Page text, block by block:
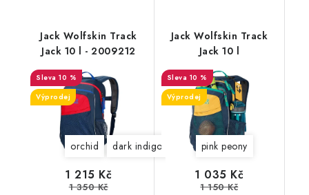
Jack Wolfskin Track
Jack 10 l - 2009212
10 %
Výprodej
orchid dark indigo
1 215 Kč
1 350 Kč
Jack Wolfskin Track
Jack 10 l
10 %
Výprodej
pink peony
1 035 Kč
1 150 Kč